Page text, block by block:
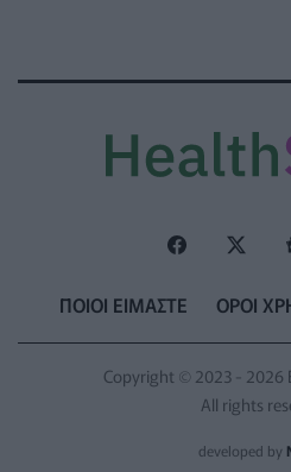
ΠΟΙΟΙ ΕΙΜΑΣΤΕ ΟΡΟΙ
Copyright © 2023 - 2026
All rights
developed by